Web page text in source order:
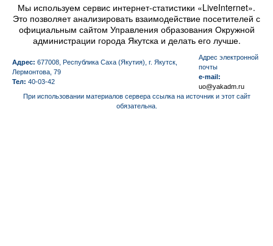
Мы используем сервис интернет-статистики «LiveInternet».
Это позволяет анализировать взаимодействие посетителей с
официальным сайтом Управления образования Окружной
администрации города Якутска и делать его лучше.
Адрес: 677008, Республика Саха (Якутия), г. Якутск,
Лермонтова, 79
Тел: 40-03-42
Aдрес электронной
почты
e-mail:
uo@yakadm.ru
При использовании материалов сервера ссылка на источник и этот сайт
обязательна.